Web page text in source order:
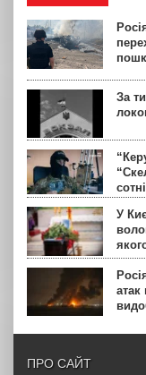
За
У
атак
ПРО САЙТ